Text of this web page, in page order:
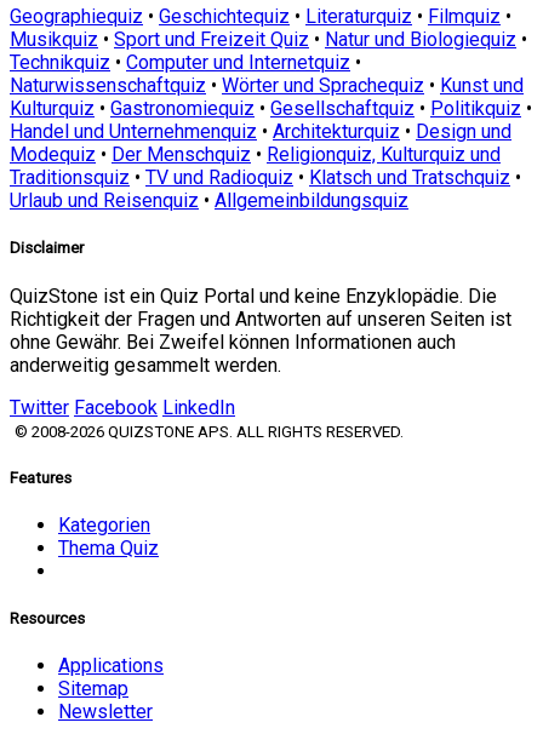
Geographiequiz • Geschichtequiz • Literaturquiz • Filmquiz •
Musikquiz • Sport und Freizeit Quiz • Natur und Biologiequiz •
Technikquiz • Computer und Internetquiz •
Naturwissenschaftquiz • Wörter und Sprachequiz • Kunst und
Kulturquiz • Gastronomiequiz • Gesellschaftquiz • Politikquiz •
Handel und Unternehmenquiz • Architekturquiz • Design und
Modequiz • Der Menschquiz • Religionquiz, Kulturquiz und
Traditionsquiz • TV und Radioquiz • Klatsch und Tratschquiz •
Urlaub und Reisenquiz • Allgemeinbildungsquiz
Disclaimer
QuizStone ist ein Quiz Portal und keine Enzyklopädie. Die
Richtigkeit der Fragen und Antworten auf unseren Seiten ist
ohne Gewähr. Bei Zweifel können Informationen auch
anderweitig gesammelt werden.
Twitter Facebook LinkedIn
© 2008-2026 QUIZSTONE APS. ALL RIGHTS RESERVED.
Features
Kategorien
Thema Quiz
Resources
Applications
Sitemap
Newsletter